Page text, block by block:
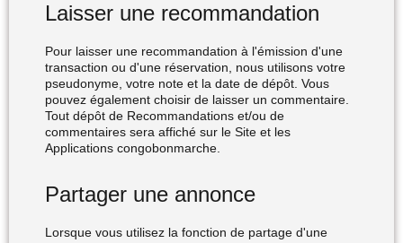
Laisser une recommandation
Pour laisser une recommandation à l'émission d'une
transaction ou d'une réservation, nous utilisons votre
pseudonyme, votre note et la date de dépôt. Vous
pouvez également choisir de laisser un commentaire.
Tout dépôt de Recommandations et/ou de
commentaires sera affiché sur le Site et les
Applications congobonmarche.
Partager une annonce
Lorsque vous utilisez la fonction de partage d'une